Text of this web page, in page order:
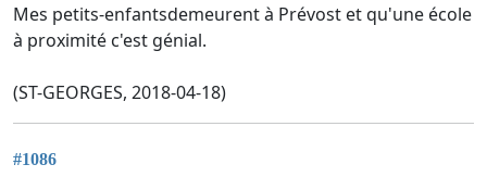
Mes petits-enfantsdemeurent à Prévost et qu'une école
à proximité c'est génial.
(ST-GEORGES, 2018-04-18)
#1086